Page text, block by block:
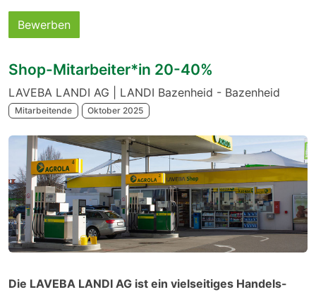
Bewerben
Shop-Mitarbeiter*in 20-40%
LAVEBA LANDI AG | LANDI Bazenheid - Bazenheid
Mitarbeitende Oktober 2025
Die LAVEBA LANDI AG ist ein vielseitiges Handels-